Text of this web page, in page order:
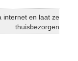
internet en laat ze
thuisbezorgen